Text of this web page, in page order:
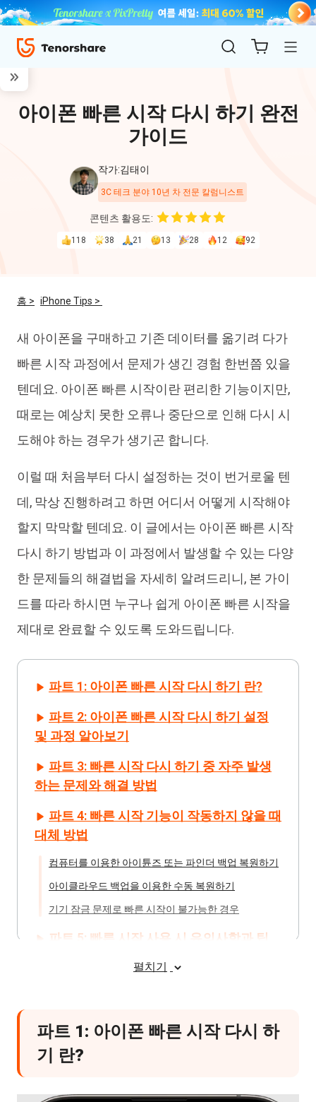
for iOS
iOS
iAnyGo
아이폰 빠른 시작 다시 하기 완전
가이드
작가:김태이
3C 테크 분야 10년 차 전문 칼럼니스트
콘텐츠 활용도:
118 38 21 13 28 12 92
홈 > iPhone Tips >
새 아이폰을 구매하고 기존 데이터를 옮기려 다가
빠른 시작 과정에서 문제가 생긴 경험 한번쯤 있을
텐데요. 아이폰 빠른 시작이란 편리한 기능이지만,
때로는 예상치 못한 오류나 중단으로 인해 다시 시
도해야 하는 경우가 생기곤 합니다.
이럴 때 처음부터 다시 설정하는 것이 번거로울 텐
데, 막상 진행하려고 하면 어디서 어떻게 시작해야
할지 막막할 텐데요. 이 글에서는 아이폰 빠른 시작
다시 하기 방법과 이 과정에서 발생할 수 있는 다양
한 문제들의 해결법을 자세히 알려드리니, 본 가이
드를 따라 하시면 누구나 쉽게 아이폰 빠른 시작을
제대로 완료할 수 있도록 도와드립니다.
파트 1: 아이폰 빠른 시작 다시 하기 란?
파트 2: 아이폰 빠른 시작 다시 하기 설정
및 과정 알아보기
파트 3: 빠른 시작 다시 하기 중 자주 발생
하는 문제와 해결 방법
파트 4: 빠른 시작 기능이 작동하지 않을 때
대체 방법
컴퓨터를 이용한 아이튠즈 또는 파인더 백업 복원하기
아이클라우드 백업을 이용한 수동 복원하기
기기 잠금 문제로 빠른 시작이 불가능한 경우
파트 5: 빠른 시작 사용 시 유의사항과 팁
펼치기
파트 1: 아이폰 빠른 시작 다시 하
기 란?